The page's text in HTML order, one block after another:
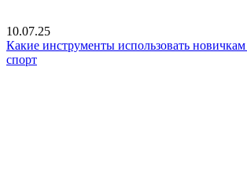
10.07.25
Какие инструменты использовать новичкам
спорт